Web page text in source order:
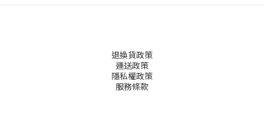
退換貨政策
運送政策
隱私權政策
服務條款